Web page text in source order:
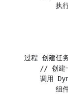
执
过程 创建任
// 创建
调用
组